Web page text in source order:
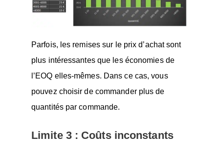
Parfois, les remises sur le prix d’achat sont
plus intéressantes que les économies de
l’EOQ elles-mêmes. Dans ce cas, vous
pouvez choisir de commander plus de
quantités par commande.
Limite 3 : Coûts inconstants